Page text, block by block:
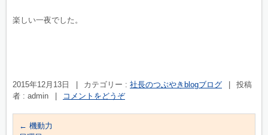
楽しい一夜でした。
2015年12月13日 カテゴリー : 社長のつぶやきblogブログ
投稿
者 : admin
コメントをどうぞ
← 機動力